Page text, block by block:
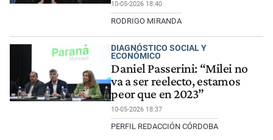
10-05-2026 18:40
RODRIGO MIRANDA
DIAGNÓSTICO SOCIAL Y
ECONÓMICO
Daniel Passerini: “Milei no
va a ser reelecto, estamos
peor que en 2023”
10-05-2026 18:37
PERFIL REDACCIÓN CÓRDOBA